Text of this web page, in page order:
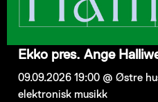
Ekko pres. Ange
09.09.2026 19:00 @ Østre
elektronisk musikk